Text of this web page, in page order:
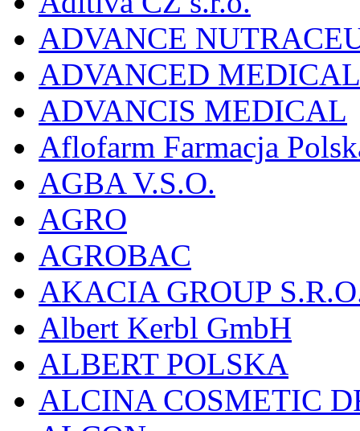
ADVANCE
ADVANCED
ADVANCIS MEDICAL
Aflofarm Farmacja
AGBA V.S.O.
AGRO
AGROBAC
AKACIA GROUP
Albert Kerbl GmbH
ALBERT POLSKA
ALCINA COSMETIC